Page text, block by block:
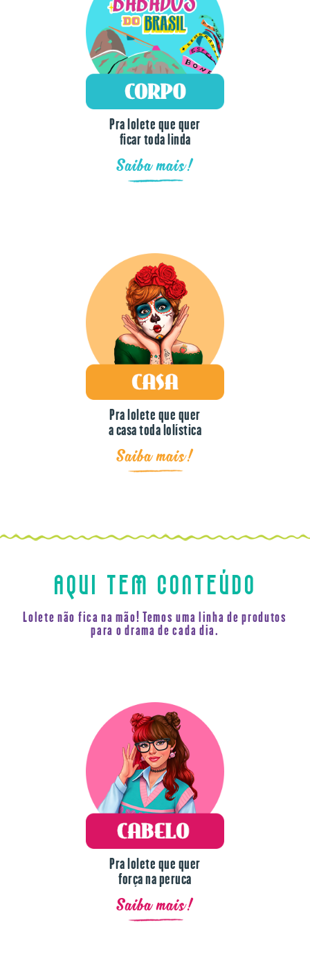
Pra lolete que quer
ficar toda linda
Saiba mais!
Pra lolete que quer
a casa toda lolística
Saiba mais!
AQUI TEM CONTEÚDO
Lolete não fica na mão! Temos uma linha de produtos
para o drama de cada dia.
Pra lolete que quer
força na peruca
Saiba mais!